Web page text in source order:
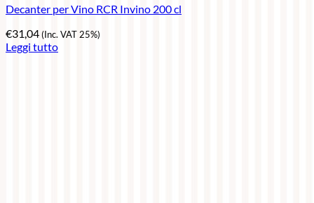
Decanter per Vino RCR Invino 200 cl
€31,04(Inc. VAT 25%)
Leggi tutto